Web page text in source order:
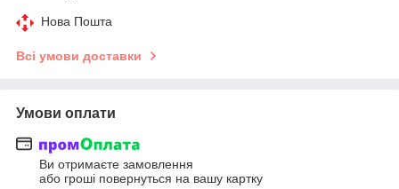
Нова Пошта
Всі умови доставки
Умови оплати
Ви отримаєте замовлення
або гроші повернуться на вашу картку